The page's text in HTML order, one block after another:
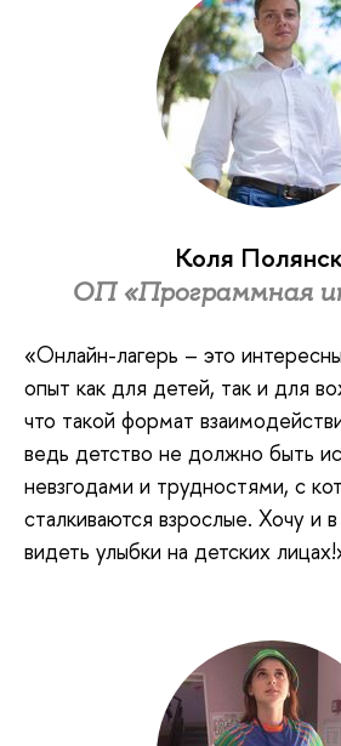
Коля
ОП «Программная
«Онлайн-лагерь – это
опыт как для детей, так и для
что такой формат
ведь детство не должно быть
невзгодами и трудностями, с
сталкиваются взрослые. Хочу и
видеть улыбки на детских